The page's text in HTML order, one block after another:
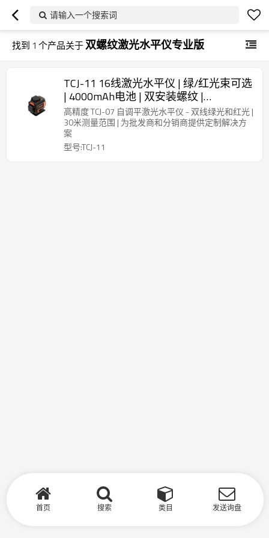
请输入一个搜索词
找到 1 个产品关于双螺纹激光水平仪专业版
TCJ-11 16线激光水平仪 | 绿/红光束可选
| 4000mAh电池 | 双安装螺纹 |
OEM/ODM服务 | 工厂价
高精度 TCJ-07 自调平激光水平仪 - 双线绿光和红光 |
30米测量范围 | 为批发商和分销商提供定制解决方
案
型号:TCJ-11
首页 搜索 类目 发送询盘